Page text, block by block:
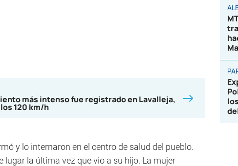
más intenso fue registrado en Lavalleja,
120 km/h
y lo internaron en el centro de salud del pueblo.
lugar la última vez que vio a su hijo. La mujer